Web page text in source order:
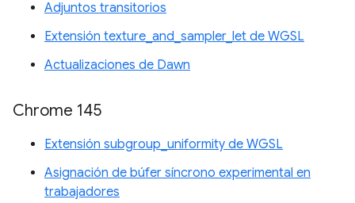
Adjuntos transitorios
Extensión texture_and_sampler_let de WGSL
Actualizaciones de Dawn
Chrome 145
Extensión subgroup_uniformity de WGSL
Asignación de búfer síncrono experimental en
trabajadores